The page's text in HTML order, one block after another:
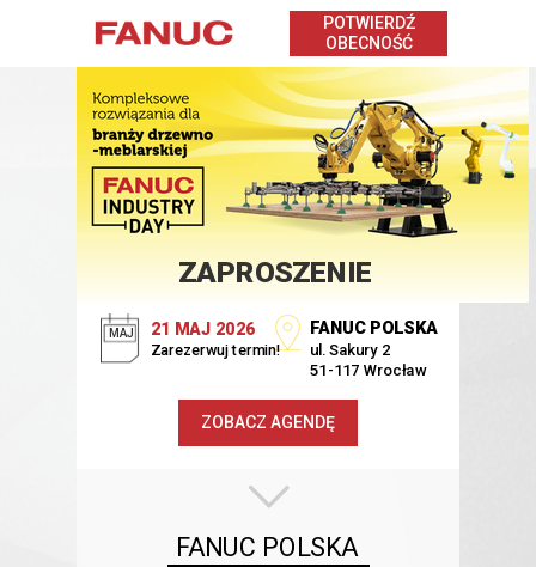
POTWIERDŹ
OBECNOŚĆ
FANUC POLSKA
ul. Sakury 2
51-117 Wrocław
FANUC POLSKA
21 MAJ 2026
Zarezerwuj termin!
MAJ
ZAPROSZENIE
ZOBACZ AGENDĘ